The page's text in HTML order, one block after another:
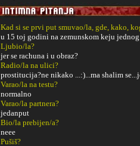
Kad si se prvi put smuvao/la, gde, kako,
u 15 toj godini na zemunskom keju jednog
Ljubio/la?
jer se rachuna i u obraz?
Radio/la na ulici?
prostitucija?ne nikako ...:)...ma shalim
Varao/la na testu?
normalno
Varao/la partnera?
jedanput
Bio/la prebijen/a?
neee
Pušiš?